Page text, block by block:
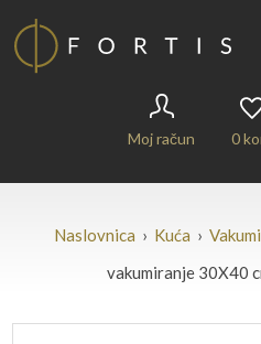
Moj račun 0
Naslovnica › Kuća ›
vakumiranje 30X40